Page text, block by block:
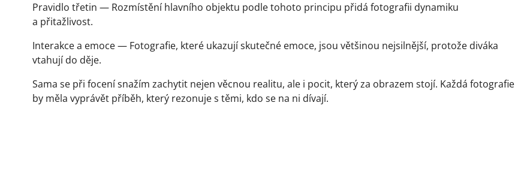
Pravidlo třetin — Rozmístění hlavního objektu podle tohoto principu přidá fotografii dynamiku
a přitažlivost.
Interakce a emoce — Fotografie, které ukazují skutečné emoce, jsou většinou nejsilnější, protože diváka
vtahují do děje.
Sama se při focení snažím zachytit nejen věcnou realitu, ale i pocit, který za obrazem stojí. Každá fotografie
by měla vyprávět příběh, který rezonuje s těmi, kdo se na ni dívají.